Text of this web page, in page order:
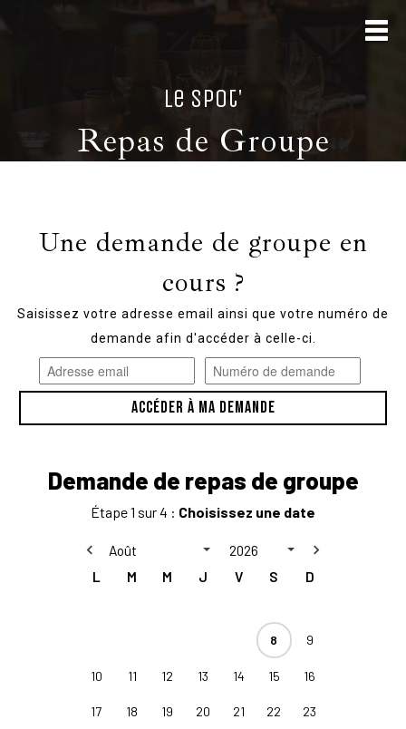
Le spot'
Repas de Groupe
Une demande de groupe en
cours ?
Saisissez votre adresse email ainsi que votre numéro de
demande afin d'accéder à celle-ci.
ACCÉDER À MA DEMANDE